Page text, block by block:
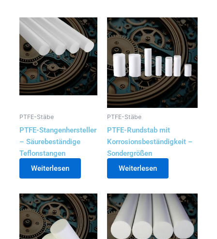
PTFE-Stäbe
PTFE-Stangenhersteller
– Säurebeständige
Teflonstangen
Weiterlesen
PTFE-Stäbe
PTFE-Rundstab mit
Korrosionsbeständigkeit –
Sondergrößen
Weiterlesen